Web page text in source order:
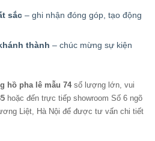
sắc – ghi nhận đóng góp, tạo động
thành – chúc mừng sự kiện
hồ pha lê mẫu 74số lượng lớn, vui
hoặc đến trực tiếp showroom Số 6 ngõ
Liệt, Hà Nội để được tư vấn chi tiết